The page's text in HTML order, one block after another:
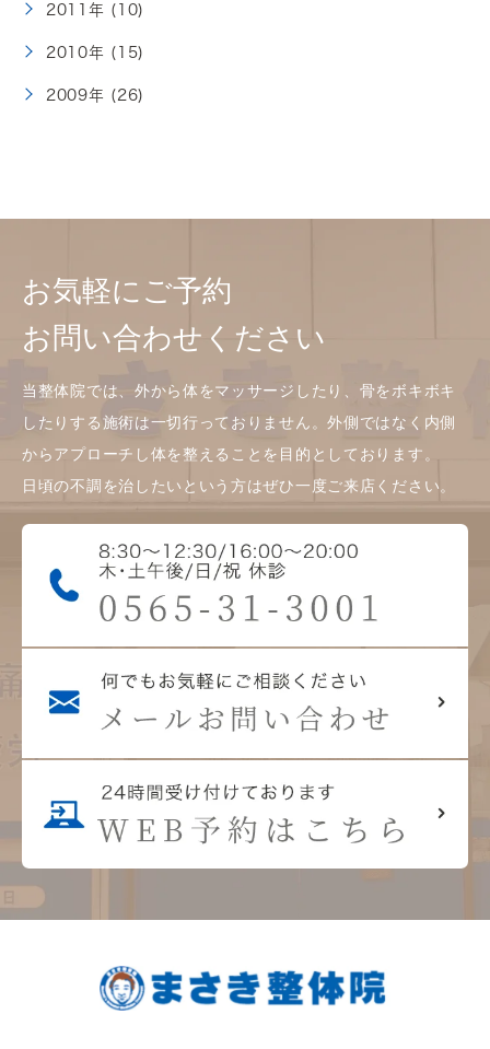
2011年 (10)
2010年 (15)
2009年 (26)
お気軽にご予約
お問い合わせください
当整体院では、外から体をマッサージしたり、骨をボキボキ
したりする施術は一切行っておりません。外側ではなく内側
からアプローチし体を整えることを目的としております。
日頃の不調を治したいという方はぜひ一度ご来店ください。